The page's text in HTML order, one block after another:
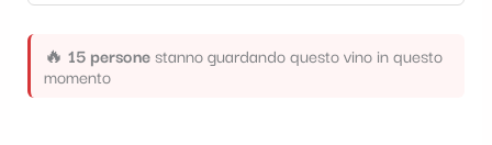
🔥 15 personestanno guardando questo vino in questo
momento
a